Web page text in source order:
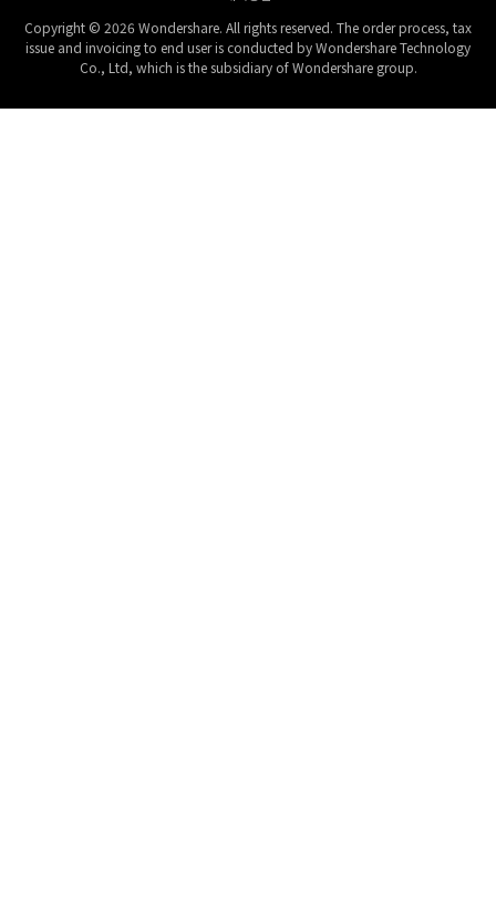
Copyright © 2026 Wondershare. All rights reserved. The order process, tax
issue and invoicing to end user is conducted by Wondershare Technology
Co., Ltd, which is the subsidiary of Wondershare group.